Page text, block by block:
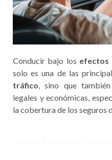
Conducir bajo los efectos
solo es una de las
tráfico, sino que también
legales y económicas,
la cobertura de los seguros